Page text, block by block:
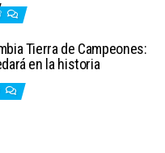
Tierra de Campeones:
en la historia